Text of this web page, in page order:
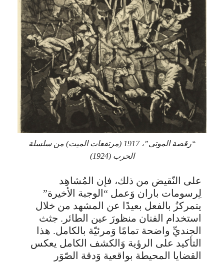
“رقصة الموتى”، 1917 (مرتفعات الميت) من سلسلة
الحرب (1924)
على النّقيض من ذلك، فإن المُشاهِد
لِرسومات باران وَعمل “الوجبة الأخيرة”
يتمركزُ بالفعل بعيدًا عن المشهد من خلال
استخدام الفنان منظورَ عين الطائر. جثث
الجنديِّ واضحة تمامًا وَمرئيّة بالكامل. هذا
التأكيد على الرؤية وَالكشف الكامل يعكس
القضايا المحيطة بواقعية وَدقة الصّوَر